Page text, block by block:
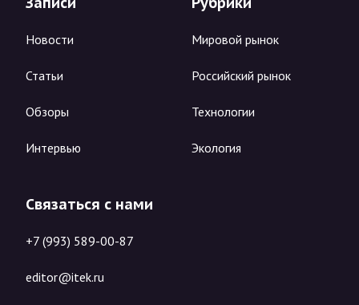
Новости
Статьи
Обзоры
Интервью
Мировой рынок
Российский рынок
Технологии
Экология
Связаться с нами
+7 (993) 589-00-87
editor@itek.ru